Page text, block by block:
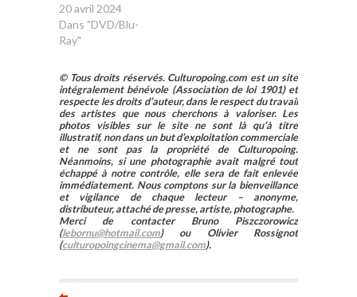
20 avril 2024
Dans "DVD/Blu-
Ray"
© Tous droits réservés. Culturopoing.com est un site
intégralement bénévole (Association de loi 1901) et
respecte les droits d’auteur, dans le respect du travail
des artistes que nous cherchons à valoriser. Les
photos visibles sur le site ne sont là qu’à titre
illustratif, non dans un but d’exploitation commerciale
et ne sont pas la propriété de Culturopoing.
Néanmoins, si une photographie avait malgré tout
échappé à notre contrôle, elle sera de fait enlevée
immédiatement. Nous comptons sur la bienveillance
et vigilance de chaque lecteur – anonyme,
distributeur, attaché de presse, artiste, photographe.
Merci de contacter Bruno Piszczorowicz
(lebornu@hotmail.com) ou Olivier Rossignot
(culturopoingcinema@gmail.com).